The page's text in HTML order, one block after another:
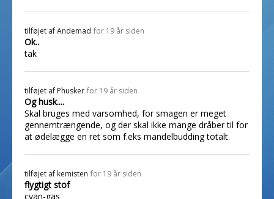
tilføjet afAndemad for 19 år siden
Ok..
tak
tilføjet af Phusker for 19 år siden
Og husk....
Skal bruges med varsomhed, for smagen er meget
gennemtrængende, og der skal ikke mange dråber til for
at ødelægge en ret som f.eks mandelbudding totalt.
tilføjet af kemisten for 19 år siden
flygtigt stof
cyan-gas